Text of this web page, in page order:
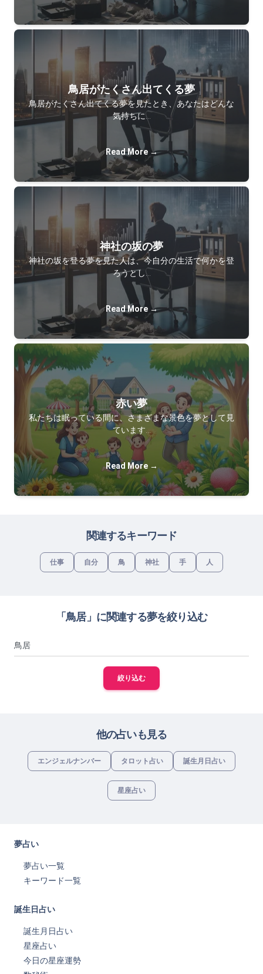
鳥居がたくさん出てくる夢
鳥居がたくさん出てくる夢を見たとき、あなたはどんな
気持ちに…
Read More →
神社の坂の夢
神社の坂を登る夢を見た人は、今自分の生活で何かを登
ろうとし…
Read More →
赤い夢
私たちは眠っている間に、さまざまな景色を夢として見
ています…
Read More →
関連するキーワード
仕事 自分 鳥 神社 手 人
「鳥居」に関連する夢を絞り込む
絞り込む
他の占いも見る
エンジェルナンバー タロット占い 誕生月日占い
星座占い
夢占い
夢占い一覧
キーワード一覧
誕生日占い
誕生月日占い
星座占い
今日の星座運勢